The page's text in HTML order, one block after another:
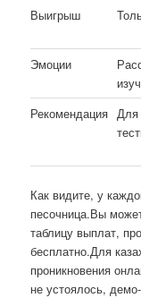
Выигрыш
Эмоции
Рекомендация Для
Как видите, у
песочница.Вы
таблицу выплат,
бесплатно.Для
проникновения
не устоялось,